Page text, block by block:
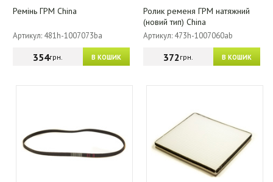
Ремінь ГРМ China
Артикул: 481h-1007073ba
В КОШИК
354грн.
Ролик ременя ГРМ натяжний
(новий тип) China
Артикул: 473h-1007060ab
В КОШИК
372грн.